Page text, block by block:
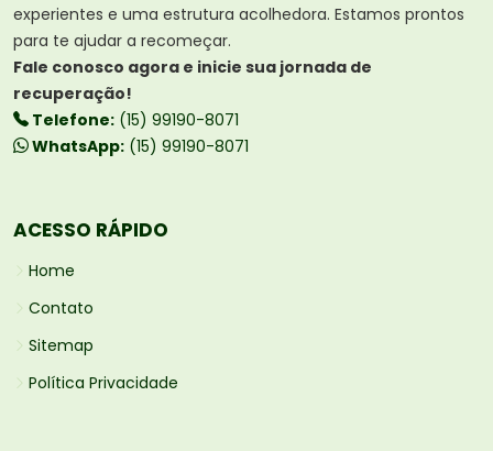
experientes e uma estrutura acolhedora. Estamos prontos
para te ajudar a recomeçar.
Fale conosco agora e inicie sua jornada de
recuperação!
Telefone: (15) 99190-8071
WhatsApp: (15) 99190-8071
ACESSO RÁPIDO
Home
Contato
Sitemap
Política Privacidade